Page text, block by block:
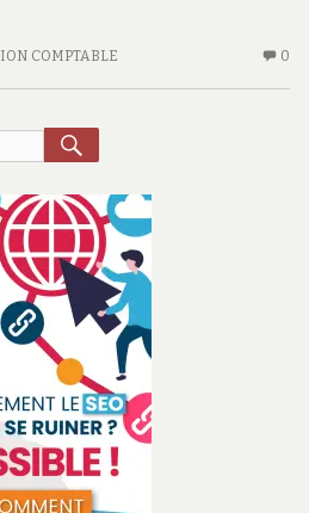
COMPTABLE 0